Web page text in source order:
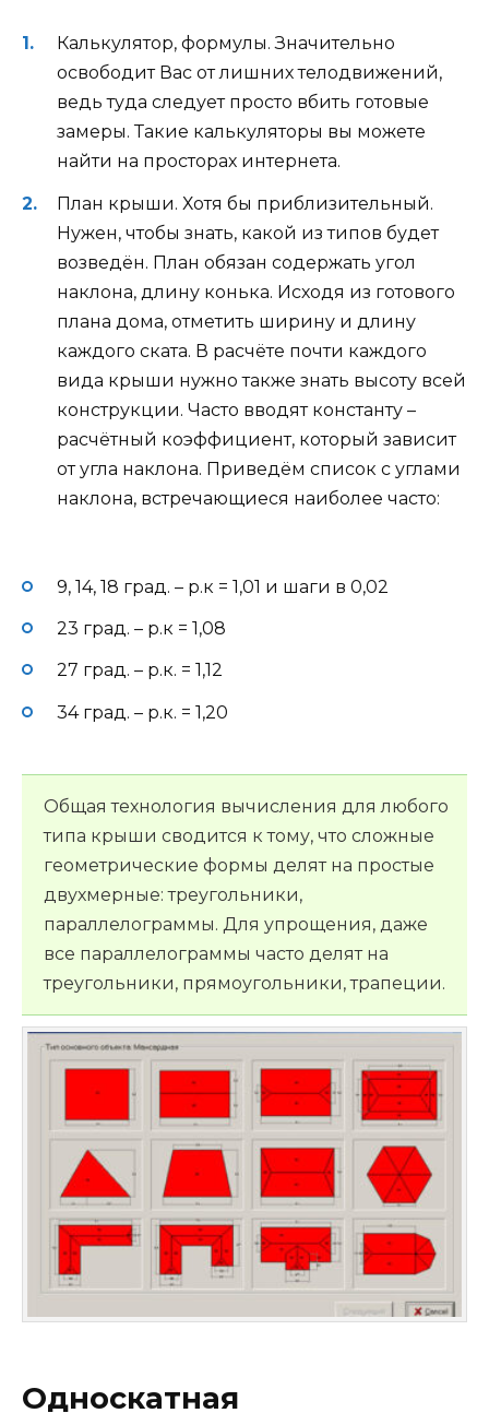
Калькулятор, формулы. Значительно
освободит Вас от лишних телодвижений,
ведь туда следует просто вбить готовые
замеры. Такие калькуляторы вы можете
найти на просторах интернета.
План крыши. Хотя бы приблизительный.
Нужен, чтобы знать, какой из типов будет
возведён. План обязан содержать угол
наклона, длину конька. Исходя из готового
плана дома, отметить ширину и длину
каждого ската. В расчёте почти каждого
вида крыши нужно также знать высоту всей
конструкции. Часто вводят константу –
расчётный коэффициент, который зависит
от угла наклона. Приведём список с углами
наклона, встречающиеся наиболее часто:
9, 14, 18 град. – р.к = 1,01 и шаги в 0,02
23 град. – р.к = 1,08
27 град. – р.к. = 1,12
34 град. – р.к. = 1,20
Общая технология вычисления для любого
типа крыши сводится к тому, что сложные
геометрические формы делят на простые
двухмерные: треугольники,
параллелограммы. Для упрощения, даже
все параллелограммы часто делят на
треугольники, прямоугольники, трапеции.
Односкатная